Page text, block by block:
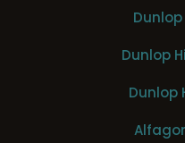
Dunlop
Dunlop